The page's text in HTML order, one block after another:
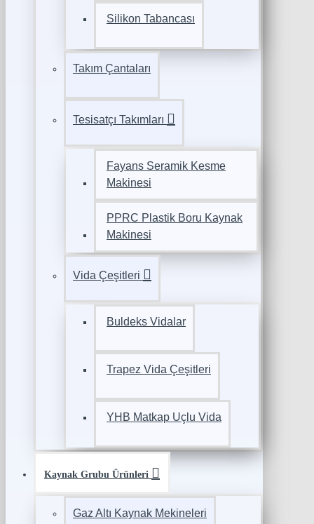
Silikon Tabancası
Takım Çantaları
Tesisatçı Takımları
Fayans Seramik Kesme
Makinesi
PPRC Plastik Boru Kaynak
Makinesi
Vida Çeşitleri
Buldeks Vidalar
Trapez Vida Çeşitleri
YHB Matkap Uçlu Vida
Kaynak Grubu Ürünleri
Gaz Altı Kaynak Mekineleri